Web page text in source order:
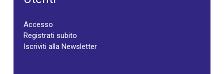
Accesso
Registrati subito
Iscriviti alla Newsletter